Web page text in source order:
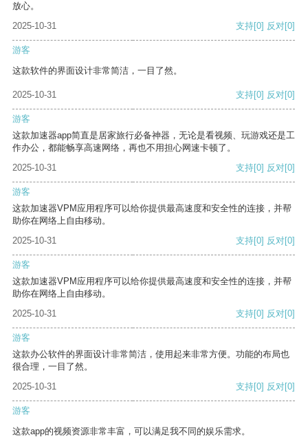
放心。
2025-10-31
支持[0] 反对[0]
游客
这款软件的界面设计非常简洁，一目了然。
2025-10-31 支持[0] 反对[0]
游客
这款加速器app简直是居家旅行必备神器，无论是看视频、玩游戏还是工
作办公，都能畅享高速网络，再也不用担心网速卡顿了。
2025-10-31
支持[0] 反对[0]
游客
这款加速器VPM应用程序可以给你提供最高速度和安全性的连接，并帮
助你在网络上自由移动。
2025-10-31
支持[0] 反对[0]
游客
这款加速器VPM应用程序可以给你提供最高速度和安全性的连接，并帮
助你在网络上自由移动。
2025-10-31
支持[0] 反对[0]
游客
这款办公软件的界面设计非常简洁，使用起来非常方便。功能的布局也
很合理，一目了然。
2025-10-31
支持[0] 反对[0]
游客
这款app的视频资源非常丰富，可以满足我不同的娱乐需求。